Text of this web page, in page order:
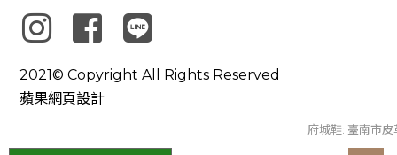
2021© Copyright All Rights Reserved
蘋果網頁設計
府城鞋: 臺南市